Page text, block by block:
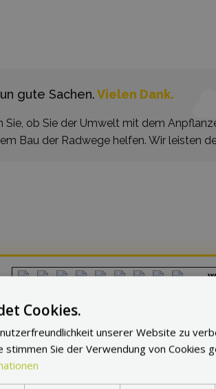
gute Sachen.Vielen Dank.
Sie, ob Sie der Umwelt mit dem
Bau der Radwege helfen. Wir leisten
Cookies.
unserer Website zu
Sie der Verwendung von Cookies